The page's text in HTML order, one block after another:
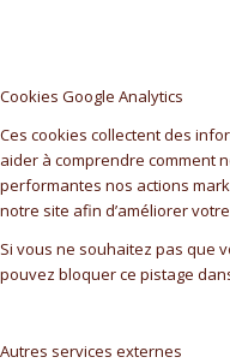
Cookies Google Analytics
Ces cookies collectent des
aider à comprendre comment
performantes nos actions
notre site afin d’améliorer
Si vous ne souhaitez pas que
pouvez bloquer ce pistage
Autres services externes